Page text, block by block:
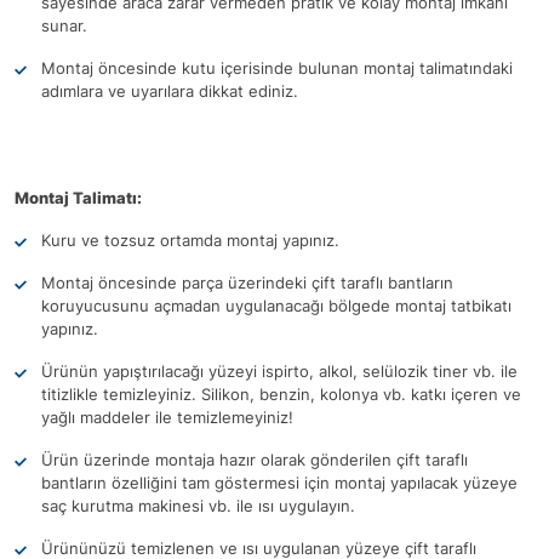
sunar.
Montaj öncesinde kutu içerisinde bulunan montaj talimatındaki
adımlara ve uyarılara dikkat ediniz.
Montaj Talimatı:
Kuru ve tozsuz ortamda montaj yapınız.
Montaj öncesinde parça üzerindeki çift taraflı bantların
koruyucusunu açmadan uygulanacağı bölgede montaj tatbikatı
yapınız.
Ürünün yapıştırılacağı yüzeyi ispirto, alkol, selülozik tiner vb. ile
titizlikle temizleyiniz. Silikon, benzin, kolonya vb. katkı içeren ve
yağlı maddeler ile temizlemeyiniz!
Ürün üzerinde montaja hazır olarak gönderilen çift taraflı
bantların özelliğini tam göstermesi için montaj yapılacak yüzeye
saç kurutma makinesi vb. ile ısı uygulayın.
Ürününüzü temizlenen ve ısı uygulanan yüzeye çift taraflı